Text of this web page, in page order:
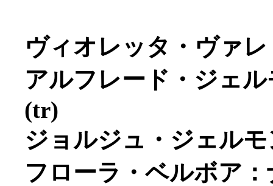
ヴィオレッタ・ヴァ
アルフレード・ジェ
(tr)
ジョルジュ・ジェル
フローラ・ベルボア